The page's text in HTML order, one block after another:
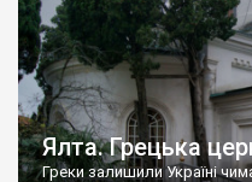
Ялта. Грецька
Греки залишили Україні